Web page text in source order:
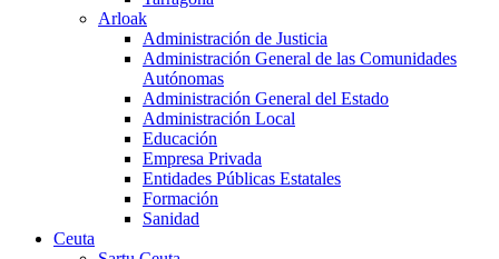
Arloak
Administración de Justicia
Administración General de las Comunidades
Autónomas
Administración General del Estado
Administración Local
Educación
Empresa Privada
Entidades Públicas Estatales
Formación
Sanidad
Ceuta